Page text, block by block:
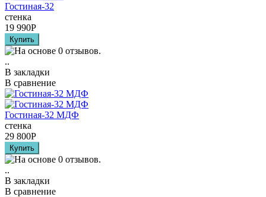
Гостиная-32
стенка
19 990Р
..
В закладки
В сравнение
Гостиная-32 МДФ
стенка
29 800Р
..
В закладки
В сравнение